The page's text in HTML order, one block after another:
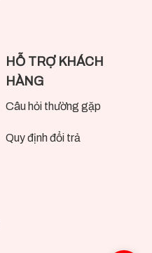
HỖ TRỢ KHÁCH
HÀNG
Câu hỏi thường gặp
Quy định đổi trả